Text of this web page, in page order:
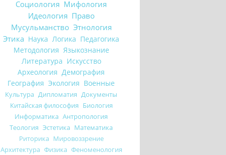
Социология Мифология
Идеология Право
Мусульманство Этнология
Этика Наука Логика Педагогика
Методология Языкознание
Литература Искусство
Археология Демография
География Экология Военные
Культура Дипломатия Документы
Китайская философия Биология
Информатика Антропология
Теология Эстетика Математика
Риторика Мировоззрение
Архитектура Физика Феноменология